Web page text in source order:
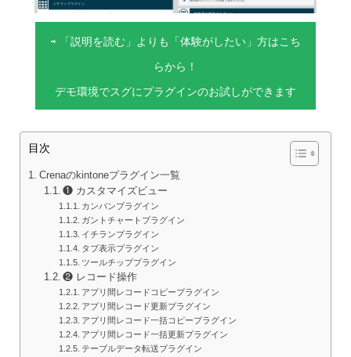
⇨ 「説明を読む」よりも「体験がしたい」方はこち
らから！
デモ環境でスグにプラグインのお試しができます
目次
Crenaのkintoneプラグイン一覧
❶ カスタマイズビュー
カンバンプラグイン
ガントチャートプラグイン
イチランプラグイン
タブ表示プラグイン
ツールチッププラグイン
❷ レコード操作
アプリ間レコードコピープラグイン
アプリ間レコード更新プラグイン
アプリ間レコード一括コピープラグイン
アプリ間レコード一括更新プラグイン
テーブルデータ転送プラグイン